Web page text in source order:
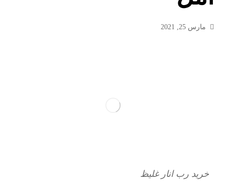
مارس 25, 2021
خرید رب انار غلیظ